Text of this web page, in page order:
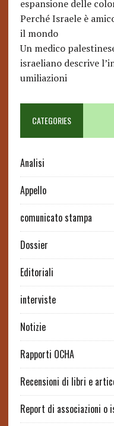
espansione delle
Perché Israele è
il mondo
Un medico
israeliano descrive
umiliazioni
CATEGORIES
Analisi
Appello
comunicato stampa
Dossier
Editoriali
interviste
Notizie
Rapporti OCHA
Recensioni di libri e
Report di associazioni o